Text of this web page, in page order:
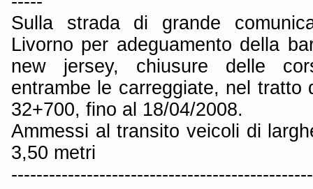
Sulla strada di grande
Livorno per adeguamento della
new jersey, chiusure delle
entrambe le carreggiate, nel tratto
32+700, fino al 18/04/2008.
Ammessi al transito veicoli di
3,50 metri